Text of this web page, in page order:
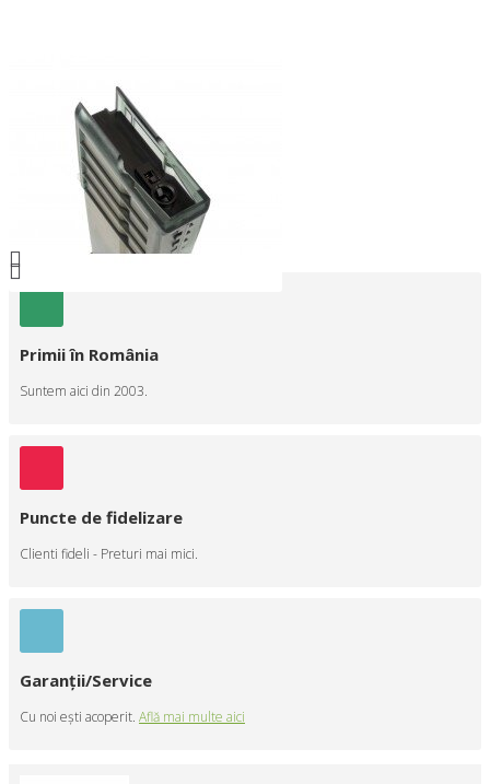
Primii în România
Suntem aici din 2003.
Puncte de fidelizare
Clienti fideli - Preturi mai mici.
Garanţii/Service
Cu noi eşti acoperit. Află mai multe aici